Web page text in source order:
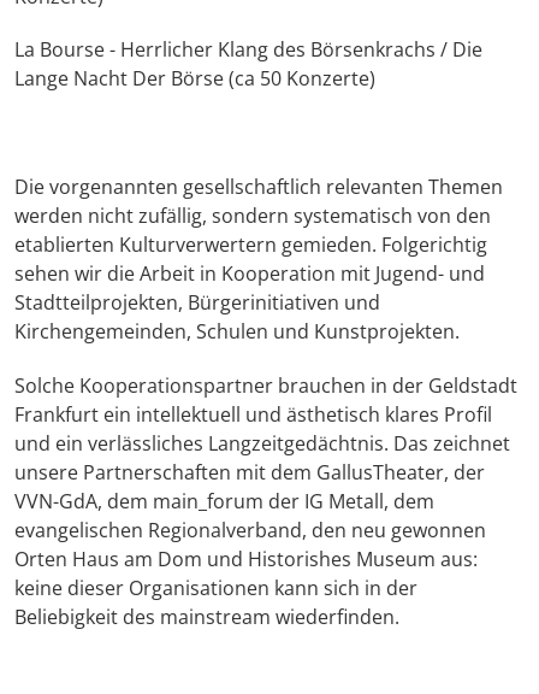
La Bourse - Herrlicher Klang des Börsenkrachs / Die
Lange Nacht Der Börse (ca 50 Konzerte)
Die vorgenannten gesellschaftlich relevanten Themen
werden nicht zufällig, sondern systematisch von den
etablierten Kulturverwertern gemieden. Folgerichtig
sehen wir die Arbeit in Kooperation mit Jugend- und
Stadtteilprojekten, Bürgerinitiativen und
Kirchengemeinden, Schulen und Kunstprojekten.
Solche Kooperationspartner brauchen in der Geldstadt
Frankfurt ein intellektuell und ästhetisch klares Profil
und ein verlässliches Langzeitgedächtnis. Das zeichnet
unsere Partnerschaften mit dem GallusTheater, der
VVN-GdA, dem main_forum der IG Metall, dem
evangelischen Regionalverband, den neu gewonnen
Orten Haus am Dom und Historishes Museum aus:
keine dieser Organisationen kann sich in der
Beliebigkeit des mainstream wiederfinden.